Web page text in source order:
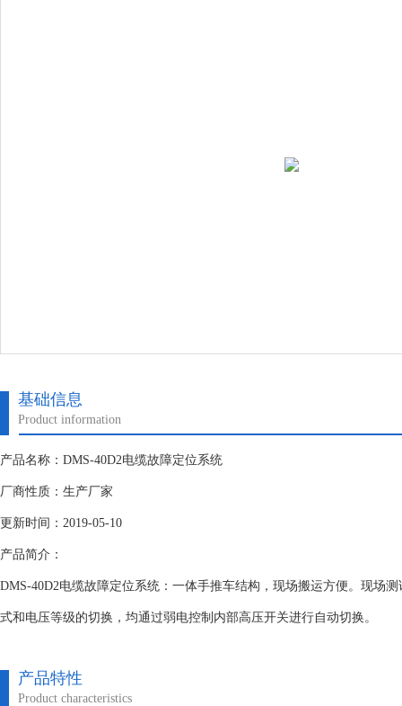
基础信息
Product information
产品名称：DMS-40D2电缆故障定位系统
厂商性质：生产厂家
更新时间：2019-05-10
产品简介：
DMS-40D2电缆故障定位系统：一体手推车结构，现场搬运方便。现场
式和电压等级的切换，均通过弱电控制内部高压开关进行自动切换。
产品特性
Product characteristics